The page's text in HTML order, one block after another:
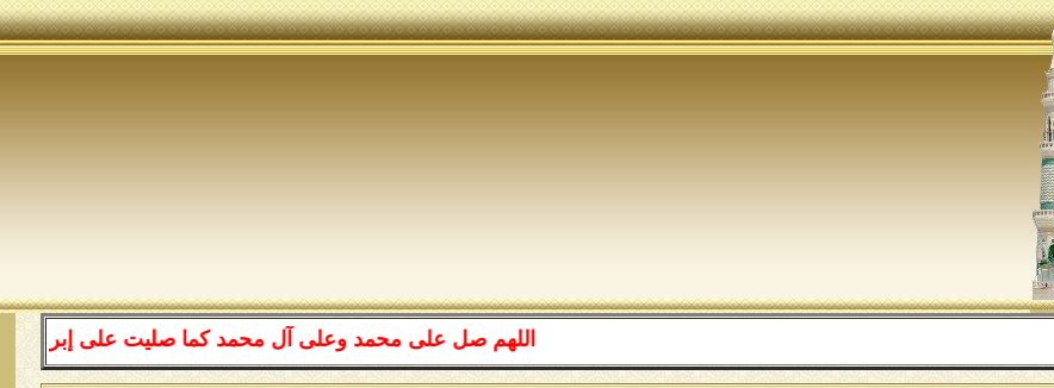
اللهم صل على محمد وعلى آل محمد كما صليت على إبراهيم وعلى آل